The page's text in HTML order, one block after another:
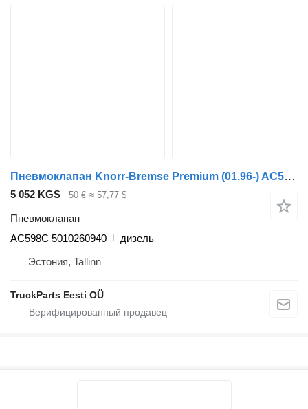
Пневмоклапан Knorr-Bremse Premium (01.96-) AC598C для тягача Renault Premium, Premium 2 (1996-2014)
5 052 KGS 50 € ≈ 57,77 $
Пневмоклапан
AC598C 5010260940
дизель
Эстония, Tallinn
TruckParts Eesti OÜ